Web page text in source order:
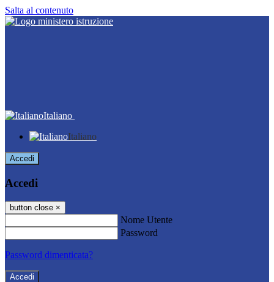
Salta al contenuto
Italiano
Italiano
Accedi
Accedi
button close ×
Nome Utente
Password
Password dimenticata?